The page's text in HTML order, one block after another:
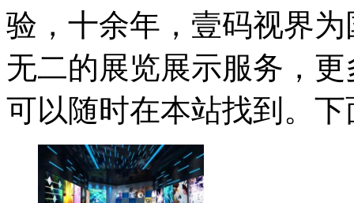
验，十余年，壹码视界
无二的展览展示服务，
可以随时在本站找到。